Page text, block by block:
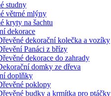
studny
větrné mlýny
kryty na šachtu
dekorace
dekorační kolečka a vozíky
Panáci z břízy
dekorace do zahrady
domky ze dřeva
doplňky
poklopy
budky a krmítka pro ptáčky